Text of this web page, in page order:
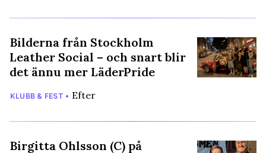
Bilderna från Stockholm
Leather Social – och snart blir
det ännu mer LäderPride
KLUBB & FEST • Efter
Birgitta Ohlsson (C) på